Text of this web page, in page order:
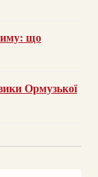
що
Ормузької